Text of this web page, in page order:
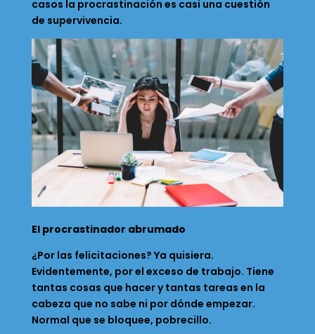
casos la procrastinación es casi una cuestión
de supervivencia.
El procrastinador abrumado
¿Por las felicitaciones? Ya quisiera.
Evidentemente, por el exceso de trabajo. Tiene
tantas cosas que hacer y tantas tareas en la
cabeza que no sabe ni por dónde empezar.
Normal que se bloquee, pobrecillo.